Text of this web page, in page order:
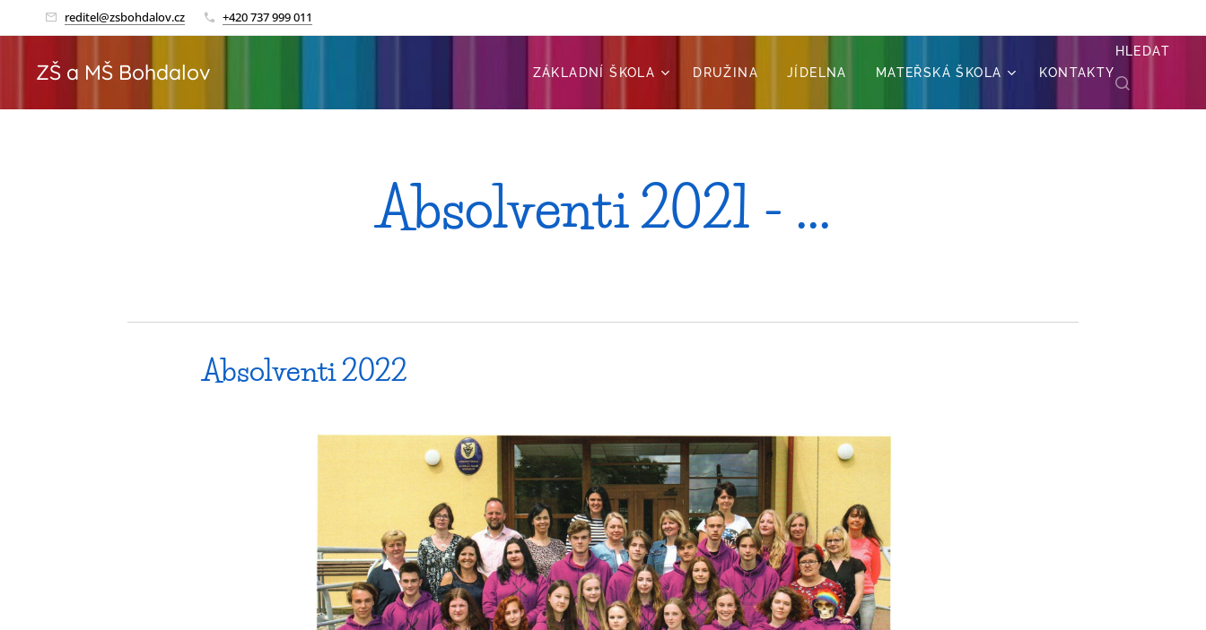
reditel@zsbohdalov.cz +420 737 999 011
ZŠ a MŠ Bohdalov ZÁKLADNÍ ŠKOLA DRUŽINA JÍDELNA MATEŘSKÁ ŠKOLA KONTAKTY
HLEDAT
Absolventi 2021 - ...
Absolventi 2022